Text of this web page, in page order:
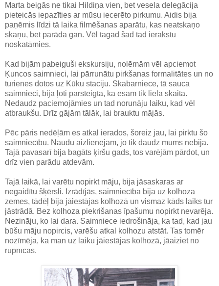
Marta beigās ne tikai Hildiņa vien, bet vesela delegācija
pieteicās iepazīties ar mūsu iecerēto pirkumu. Aidis bija
paņēmis līdzi tā laika filmēšanas aparātu, kas neatskaņo
skaņu, bet parāda gan. Vēl tagad šad tad ierakstu
noskatāmies.
Kad bijām pabeiguši ekskursiju, nolēmām vēl apciemot
Ķuncos saimnieci, lai pārrunātu pirkšanas formalitātes un no
turienes dotos uz Kūku staciju. Skabarniece, tā sauca
saimnieci, bija ļoti pārsteigta, ka esam tik lielā skaitā.
Nedaudz paciemojāmies un tad norunāju laiku, kad vēl
atbraukšu. Drīz gājām tālāk, lai brauktu mājās.
Pēc pāris nedēļām es atkal ierados, šoreiz jau, lai pirktu šo
saimniecību. Naudu aizlienējām, jo tik daudz mums nebija.
Tajā pavasarī bija bagāts ķiršu gads, tos varējām pārdot, un
drīz vien parādu atdevām.
Tajā laikā, lai varētu nopirkt māju, bija jāsaskaras ar
negaidītu šķērsli. Izrādījās, saimniecība bija uz kolhoza
zemes, tādēļ bija jāiestājas kolhozā un vismaz kāds laiks tur
jāstrādā. Bez kolhoza piekrišanas īpašumu nopirkt nevarēja.
Nezināju, ko lai dara. Saimniece iedrošināja, ka tad, kad jau
būšu māju nopircis, varēšu atkal kolhozu atstāt. Tas tomēr
nozīmēja, ka man uz laiku jāiestājas kolhozā, jāaiziet no
rūpnīcas.